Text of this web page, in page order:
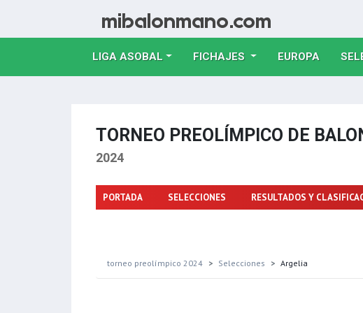
LIGA ASOBAL FICHAJES EUROPA
TORNEO PREOLÍMPICO DE
2024
PORTADA SELECCIONES RESULTADOS Y
torneo preolímpico 2024 Selecciones Argelia